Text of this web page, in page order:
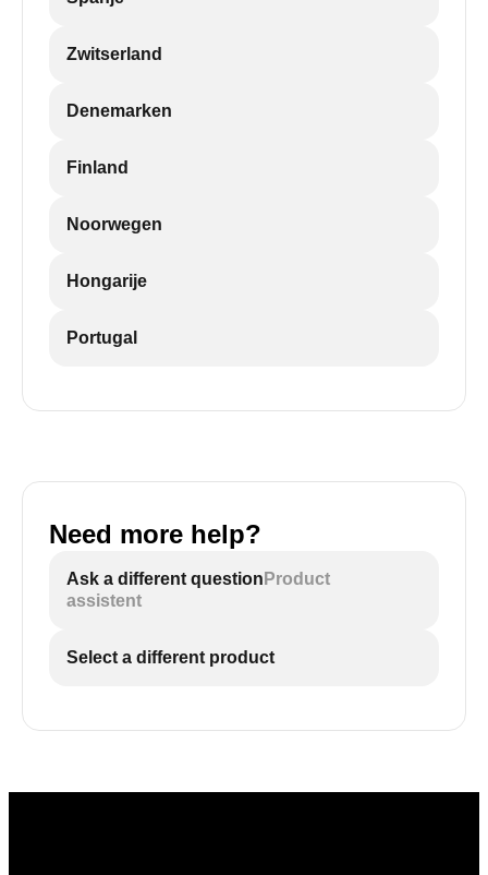
Zwitserland
Denemarken
Finland
Noorwegen
Hongarije
Portugal
Need more help?
Ask a different question Product
assistent
Select a different product